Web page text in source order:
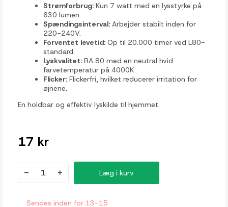
Strømforbrug: Kun 7 watt med en lysstyrke på
630 lumen.
Spændingsinterval: Arbejder stabilt inden for
220-240V.
Forventet levetid: Op til 20.000 timer ved L80-
standard.
Lyskvalitet: RA 80 med en neutral hvid
farvetemperatur på 4000K.
Flicker: Flickerfri, hvilket reducerer irritation for
øjnene.
En holdbar og effektiv lyskilde til hjemmet.
17 kr
- + Læg i kurv
Sendes inden for 13-15